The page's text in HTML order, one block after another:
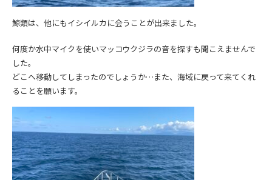
鯨類は、他にもイシイルカに会うことが出来ました。
何度か水中マイクを使いマッコウクジラの音を探すも聞こえませんで
した。
どこへ移動してしまったのでしょうか…また、海域に戻って来てくれ
ることを願います。